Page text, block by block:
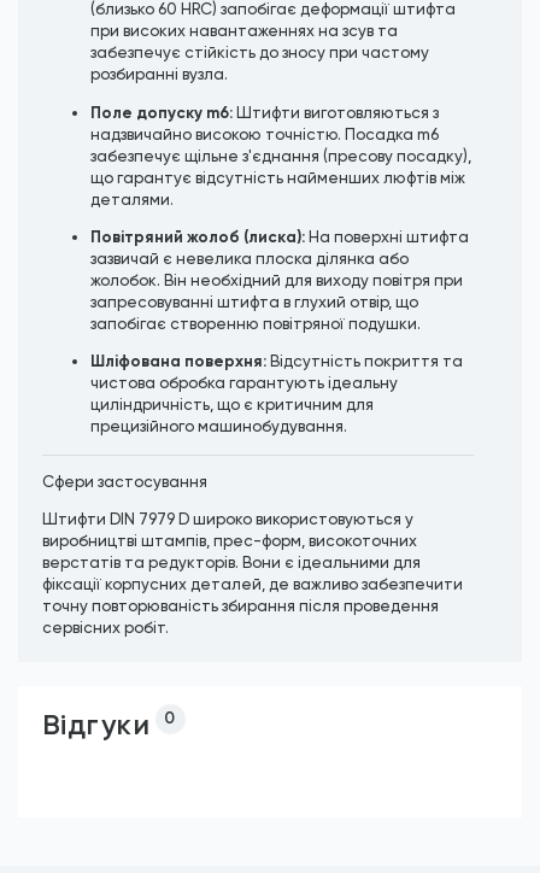
(близько 60 HRC) запобігає деформації штифта
при високих навантаженнях на зсув та
забезпечує стійкість до зносу при частому
розбиранні вузла.
Поле допуску m6: Штифти виготовляються з
надзвичайно високою точністю. Посадка m6
забезпечує щільне з'єднання (пресову посадку),
що гарантує відсутність найменших люфтів між
деталями.
Повітряний жолоб (лиска): На поверхні штифта
зазвичай є невелика плоска ділянка або
жолобок. Він необхідний для виходу повітря при
запресовуванні штифта в глухий отвір, що
запобігає створенню повітряної подушки.
Шліфована поверхня: Відсутність покриття та
чистова обробка гарантують ідеальну
циліндричність, що є критичним для
прецизійного машинобудування.
Сфери застосування
Штифти DIN 7979 D широко використовуються у
виробництві штампів, прес-форм, високоточних
верстатів та редукторів. Вони є ідеальними для
фіксації корпусних деталей, де важливо забезпечити
точну повторюваність збирання після проведення
сервісних робіт.
Відгуки 0